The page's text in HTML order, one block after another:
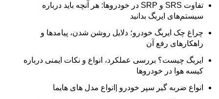
تفاوت SRS و SRP در خودروها: هر آنچه باید درباره
سیستم‌های ایربگ بدانید
چراغ چک ایربگ خودرو؛ دلایل روشن شدن، پیامدها و
راهکارهای رفع آن
ایربگ چیست؟ بررسی عملکرد، انواع و نکات ایمنی درباره
کیسه هوا در خودروها
انواع ضربه‌ گیر سپر خودرو |انواع مدل های هایما